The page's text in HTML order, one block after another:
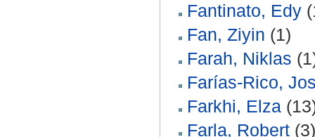
Fantinato, Edy
Fan, Ziyin (1)
Farah, Niklas
Farías‐Rico,
Farkhi, Elza
Farla, Robert (3)